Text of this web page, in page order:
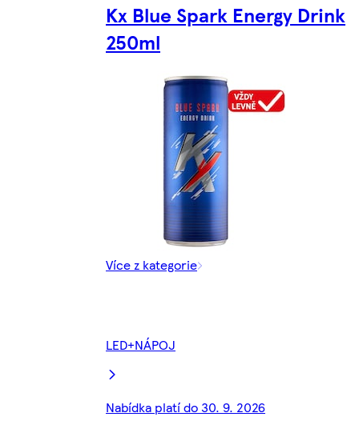
Kx Blue Spark Energy Drink
250ml
Více z kategorie
LED+NÁPOJ
Nabídka platí do 30. 9. 2026